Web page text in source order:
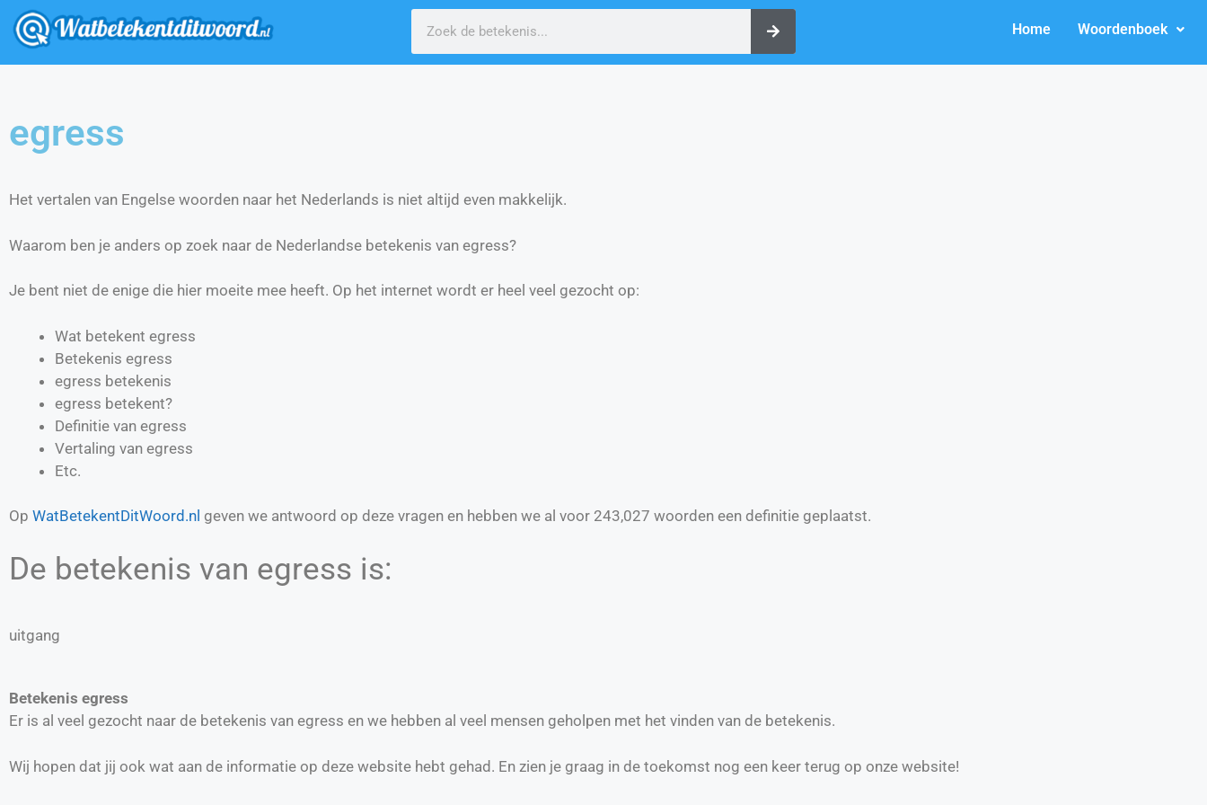
Home Woordenboek
egress
Het vertalen van Engelse woorden naar het Nederlands is niet altijd even makkelijk.
Waarom ben je anders op zoek naar de Nederlandse betekenis van egress?
Je bent niet de enige die hier moeite mee heeft. Op het internet wordt er heel veel gezocht op:
Wat betekent egress
Betekenis egress
egress betekenis
egress betekent?
Definitie van egress
Vertaling van egress
Etc.
Op WatBetekentDitWoord.nl geven we antwoord op deze vragen en hebben we al voor 243,027 woorden een definitie geplaatst.
De betekenis van egress is:
uitgang
Betekenis egress
Er is al veel gezocht naar de betekenis van egress en we hebben al veel mensen geholpen met het vinden van de betekenis.
Wij hopen dat jij ook wat aan de informatie op deze website hebt gehad. En zien je graag in de toekomst nog een keer terug op onze website!